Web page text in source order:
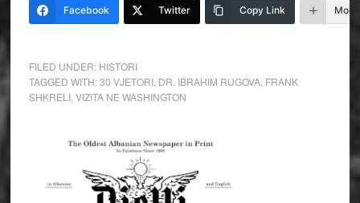
Facebook Twitter Copy Link More
FILED UNDER: HISTORI
TAGGED WITH:30 VJETORI, DR. IBRAHIM RUGOVA, FRANK
SHKRELI, VIZITA NE WASHINGTON